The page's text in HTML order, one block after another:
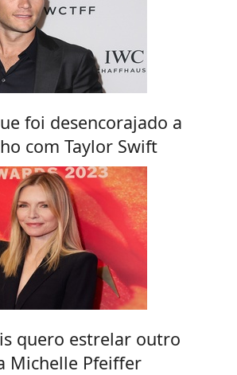
foi desencorajado a
com Taylor Swift
quero estrelar outro
Michelle Pfeiffer